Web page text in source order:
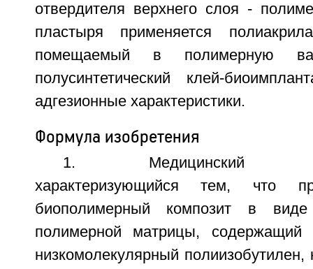
отвердителя верхнего слоя -
пластыря применяется
помещаемый в полимерную
полусинтетический клей-
адгезионные характеристики.
Формула изобретения
1. Медицинский клей-
характеризующийся тем, что
биополимерный композит в виде
полимерной матрицы, содержащий
низкомолекулярный полиизобутилен,